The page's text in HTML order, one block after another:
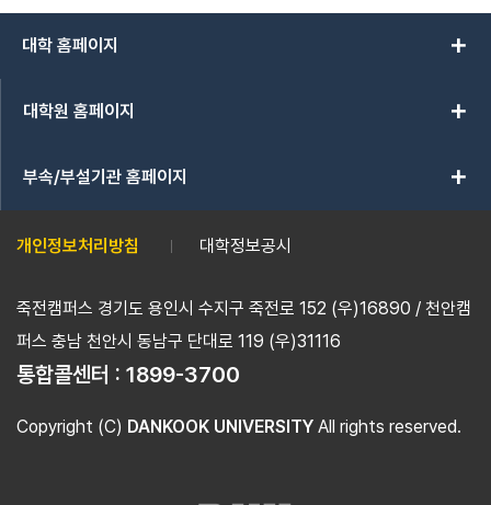
대학 홈페이지 add
대학원 홈페이지 add
부속/부설기관 홈페이지 add
개인정보처리방침 대학정보공시
죽전캠퍼스 경기도 용인시 수지구 죽전로 152 (우)16890 / 천안캠
퍼스 충남 천안시 동남구 단대로 119 (우)31116
통합콜센터 : 1899-3700
Copyright (C) DANKOOK UNIVERSITY All rights reserved.